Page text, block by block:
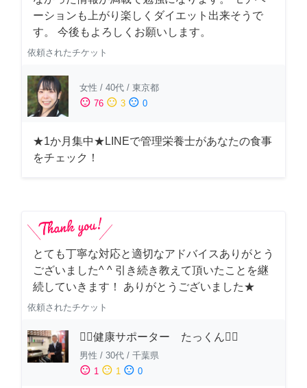
ーションも上がり楽しくダイエット出来そうで
す。 今後もよろしくお願いします。
依頼されたチケット
女性 / 40代 / 東京都
sentiment_satisfied 76 sentiment_neutral 3 sentiment_dissatisfied 0
★1か月集中★LINEで管理栄養士があなたの食事
をチェック！
とても丁寧な対応と適切なアドバイスありがとう
ございました^ ^ 引き続き教えて頂いたことを継
続していきます！ ありがとうございました★
依頼されたチケット
🏋️‍♂️健康サポーター たっくん🏋️‍♂️
男性 / 30代 / 千葉県
sentiment_satisfied 1 sentiment_neutral 1 sentiment_dissatisfied 0